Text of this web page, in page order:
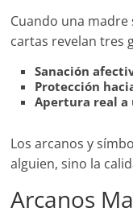
Cuando una
cartas revelan tres
Sanación
Protección
Apertura real a
Los arcanos y
alguien, sino la
Arcanos